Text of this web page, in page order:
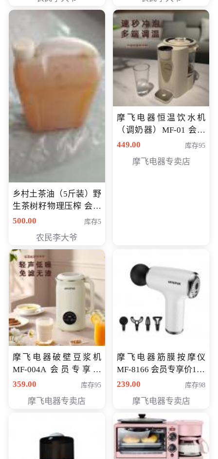
乡村土茶油（5斤装）野
生茶树籽物理压榨 会员
专享价400元
500.00 库存5
农民李大爷
摩飞电器恒温饮水机
（调奶器）MF-01 会员
专享价366元
449.00 库存95
摩飞电器专卖店
摩飞电器破壁豆浆机
MF-004A 会员专享价
168元
359.00 库存95
摩飞电器专卖店
摩飞电器筋膜按摩仪
MF-8166 会员专享价168
元
239.00 库存98
摩飞电器专卖店